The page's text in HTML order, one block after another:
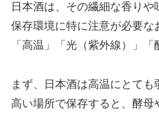
日本酒は、その繊細な香りや
保存環境に特に注意が必要
「高温」「光（紫外線）」
まず、日本酒は高温にとて
高い場所で保存すると、酵母